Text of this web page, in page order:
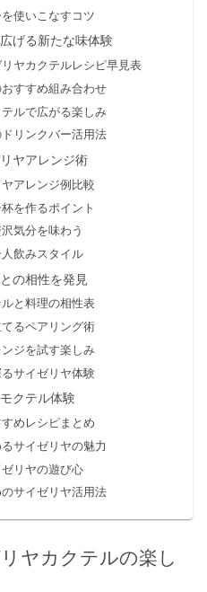
使いこなすコツ
げる新たな味体験
ヤカクテルレシピ早見表
すすめ組み合わせ
ルで広がる楽しみ
リンクバー活用法
ヤアレンジ術
アレンジ例比較
を作るポイント
気分を味わう
飲みスタイル
の相性を発見
と料理の相性表
るペアリング術
ジを試す楽しみ
サイゼリヤ体験
クテル体験
めレシピまとめ
サイゼリヤの魅力
リヤの遊び心
サイゼリヤ活用法
ヤカクテルの楽し